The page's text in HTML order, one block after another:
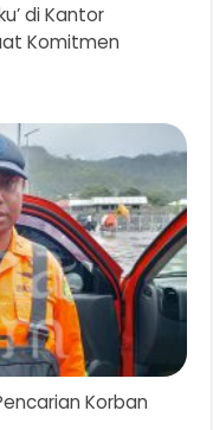
di Kantor
Komitmen
Korban